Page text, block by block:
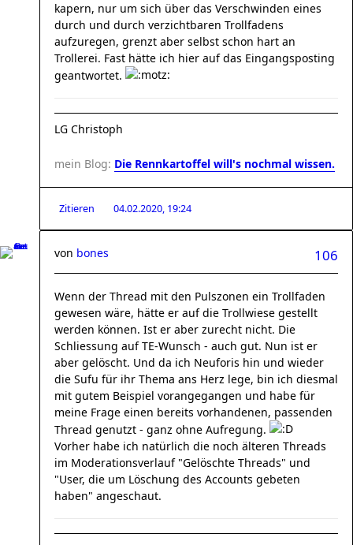
kapern, nur um sich über das Verschwinden eines
durch und durch verzichtbaren Trollfadens
aufzuregen, grenzt aber selbst schon hart an
Trollerei. Fast hätte ich hier auf das Eingangsposting
geantwortet.
LG Christoph
mein Blog: Die Rennkartoffel will's nochmal wissen.
Zitieren 04.02.2020, 19:24
106
von bones
Wenn der Thread mit den Pulszonen ein Trollfaden
gewesen wäre, hätte er auf die Trollwiese gestellt
werden können. Ist er aber zurecht nicht. Die
Schliessung auf TE-Wunsch - auch gut. Nun ist er
aber gelöscht. Und da ich Neuforis hin und wieder
die Sufu für ihr Thema ans Herz lege, bin ich diesmal
mit gutem Beispiel vorangegangen und habe für
meine Frage einen bereits vorhandenen, passenden
Thread genutzt - ganz ohne Aufregung.
Vorher habe ich natürlich die noch älteren Threads
im Moderationsverlauf "Gelöschte Threads" und
"User, die um Löschung des Accounts gebeten
haben" angeschaut.